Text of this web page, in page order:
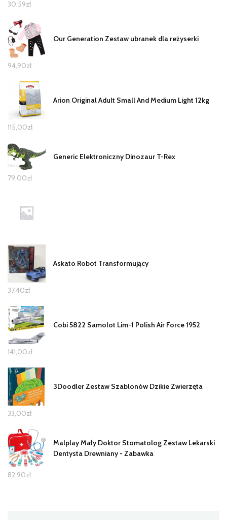
30,59zł
Our Generation Zestaw ubranek dla reżyserki
94,90zł
Arion Original Adult Small And Medium Light 12kg
115,00zł
Generic Elektroniczny Dinozaur T-Rex
79,00zł
Askato Robot Transformujący
37,40zł
Cobi 5822 Samolot Lim-1 Polish Air Force 1952
141,00zł
3Doodler Zestaw Szablonów Dzikie Zwierzęta
33,00zł
Malplay Mały Doktor Stomatolog Zestaw Lekarski
Dentysta Drewniany - Zabawka
82,90zł